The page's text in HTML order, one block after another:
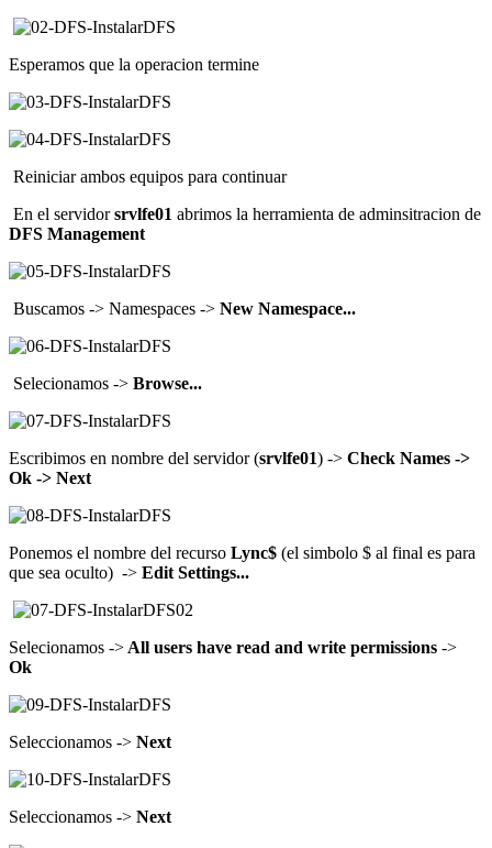
Esperamos que la operacion termine
Reiniciar ambos equipos para continuar
En el servidorsrvlfe01 abrimos la herramienta de adminsitracion de
DFS Management
Buscamos -> Namespaces -> New Namespace...
Selecionamos -> Browse...
Escribimos en nombre del servidor (srvlfe01) -> Check Names ->
Ok -> Next
Ponemos el nombre del recurso Lync$ (el simbolo $ al final es para
que sea oculto) -> Edit Settings...
Selecionamos -> All users have read and write permissions ->
Ok
Seleccionamos -> Next
Seleccionamos -> Next